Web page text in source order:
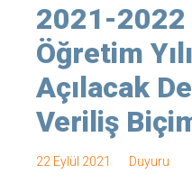
2021-2022
Öğretim
Açılacak
Veriliş
22 Eylül 2021 Duyuru